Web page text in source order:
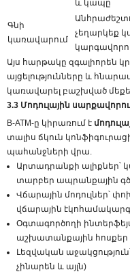
և կապը
Գնի
կառավարում
չեղարկեք
Այս հարթակը զգալիորեն
այցելությունները և
կառավարել բաշխված
3.3 Մոդուլային
B-ATM-ը կիրառում է
տալիս ճկուն
պահանջների վրա.
Արտադրանքի ալիքներ՝
տարբեր ապրանքային
Վճարային մոդուլներ՝
վճարային
Օգտագործողի
աշխատանքային հոսքեր
Լեզվական
չինարեն և այլն)